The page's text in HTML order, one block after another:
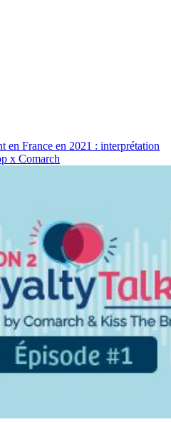
en France en 2021 : interprétation
x Comarch